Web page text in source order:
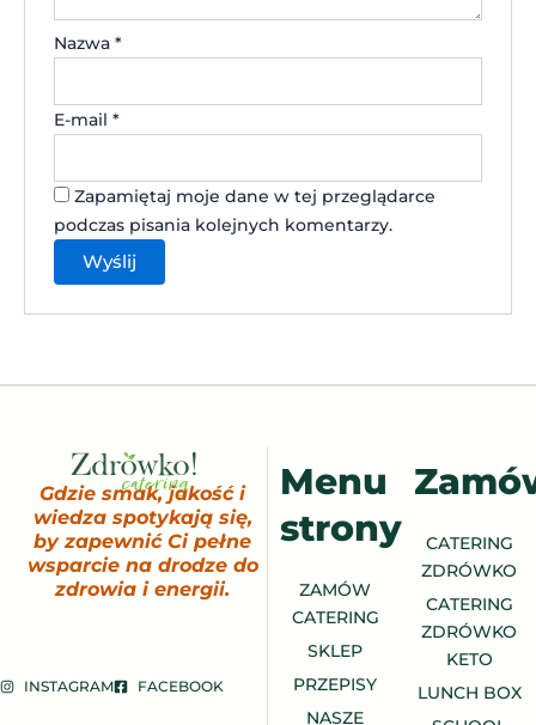
Nazwa*
E-mail*
Zapamiętaj moje dane w tej przeglądarce
podczas pisania kolejnych komentarzy.
Gdzie smak, jakość i
wiedza spotykają się,
by zapewnić Ci pełne
wsparcie na drodze do
zdrowia i energii.
INSTAGRAM FACEBOOK
Menu
strony
ZAMÓW
CATERING
SKLEP
PRZEPISY
NASZE
CATERING
ZDRÓWKO
CATERING
ZDRÓWKO
KETO
LUNCH BOX